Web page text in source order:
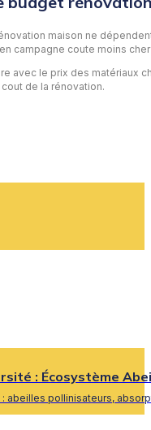
maison ne
campagne coute moins
avec le prix des matériaux
de la rénovation.
: Écosystème
pollinisateurs,